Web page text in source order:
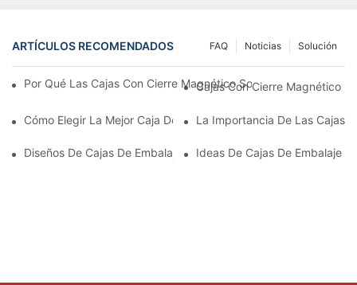
ARTÍCULOS RECOMENDADOS Solución
Noticias
FAQ
Por Qué Las Cajas Con Cierre Magnético Son La Mejor Opción
Cajas Con Cierre Magnético
Cómo Elegir La Mejor Caja De Embalaje Para Productos De
La Importancia De Las Cajas
Diseños De Cajas De Embalaje Para Productos De Cuidado
Ideas De Cajas De Embalaje